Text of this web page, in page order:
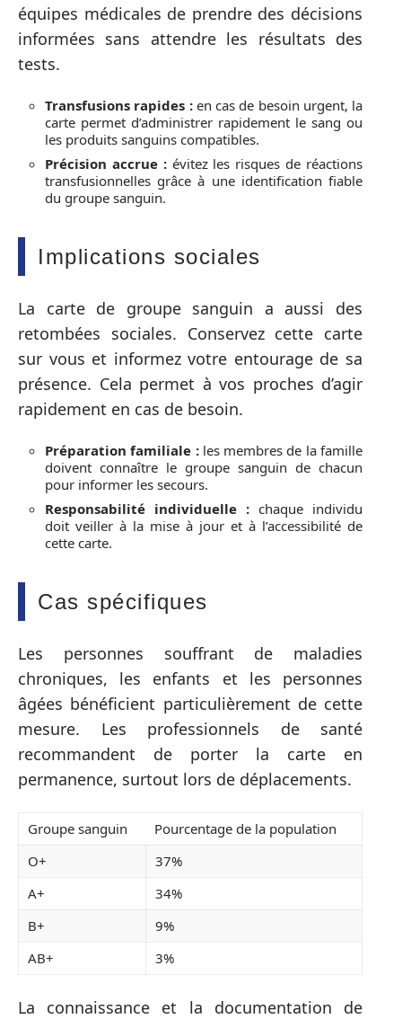
équipes médicales de prendre des décisions
informées sans attendre les résultats des
tests.
Transfusions rapides :en cas de besoin urgent, la
carte permet d’administrer rapidement le sang ou
les produits sanguins compatibles.
Précision accrue :évitez les risques de réactions
transfusionnelles grâce à une identification fiable
du groupe sanguin.
Implications sociales
La carte de groupe sanguin a aussi des
retombées sociales. Conservez cette carte
sur vous et informez votre entourage de sa
présence. Cela permet à vos proches d’agir
rapidement en cas de besoin.
Préparation familiale :les membres de la famille
doivent connaître le groupe sanguin de chacun
pour informer les secours.
Responsabilité individuelle : chaque individu
doit veiller à la mise à jour et à l’accessibilité de
cette carte.
Cas spécifiques
Les personnes souffrant de maladies
chroniques, les enfants et les personnes
âgées bénéficient particulièrement de cette
mesure. Les professionnels de santé
recommandent de porter la carte en
permanence, surtout lors de déplacements.
Groupe sanguin
Pourcentage de la population
O+
37%
A+
34%
B+
9%
AB+
3%
La connaissance et la documentation de